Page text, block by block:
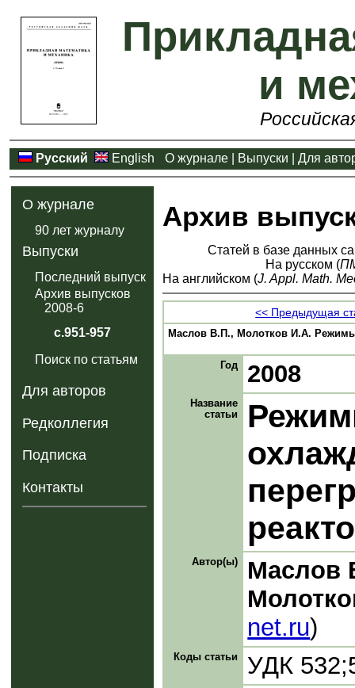
и
Русский English О журнале Выпуски Для
О журнале
90 лет журналу
Выпуски
Последний выпуск
Архив выпусков
2008-6
с.951-957
Поиск по статьям
Для авторов
Редколлегия
Подписка
Контакты
Архив
Статей в базе данных
На русском (
На английском (J. Appl. Math.
<< Предыдущая
Маслов В.П., Молотков И.А. Режимы
Год 2008
Название
статьи
Автор(ы)
Маслов
net.ru)
Коды статьи УДК